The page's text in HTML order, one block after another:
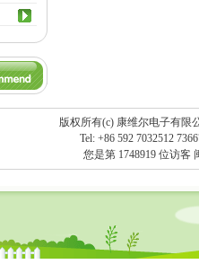
版权所有(c) 康维尔电子有
Tel: +86 592 7032512
您是第 1748919 位访客